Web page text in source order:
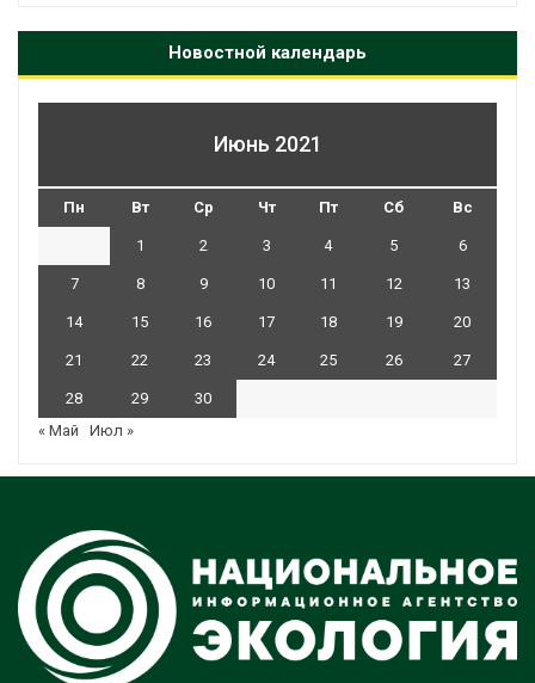
Новостной календарь
Июнь 2021
Пн Вт Ср Чт Пт Сб Вс
1 2 3 4 5 6
7 8 9 10 11 12 13
14 15 16 17 18 19 20
21 22 23 24 25 26 27
28 29
30
« Май
Июл »